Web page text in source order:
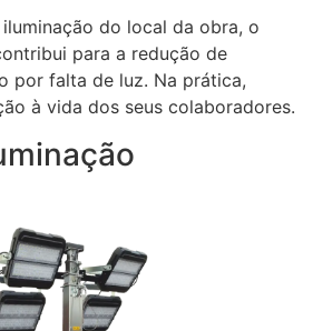
do local da obra, o
para a redução de
por falta de luz. Na prática,
à vida dos seus colaboradores.